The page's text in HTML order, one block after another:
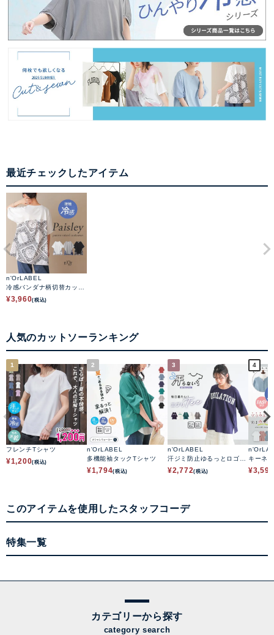
最近チェックしたアイテム
n'OrLABEL
冷感バンダナ柄切替カット
ソー
¥3,960(税込)
人気のカットソーランキング
1
フレンチTシャツ
¥1,200(税込)
2
n'OrLABEL
多機能袖タックTシャツ
¥1,794(税込)
3
n'OrLABEL
汗ジミ防止ゆるっとロゴT
シャツ
¥2,772(税込)
4
キーネ
ソーシ
¥3,590
このアイテムを使用したスタッフコーデ
特集一覧
カテゴリーから探す
category search